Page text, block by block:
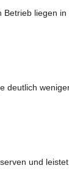
liegen
deutlich
und